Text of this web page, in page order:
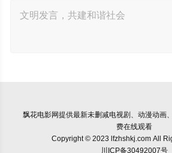
飘花电影网提供最新未删减电视剧、动漫动画
费在线观看
Copyright © 2023 lfzhshkj.com All
川ICP备30492007号